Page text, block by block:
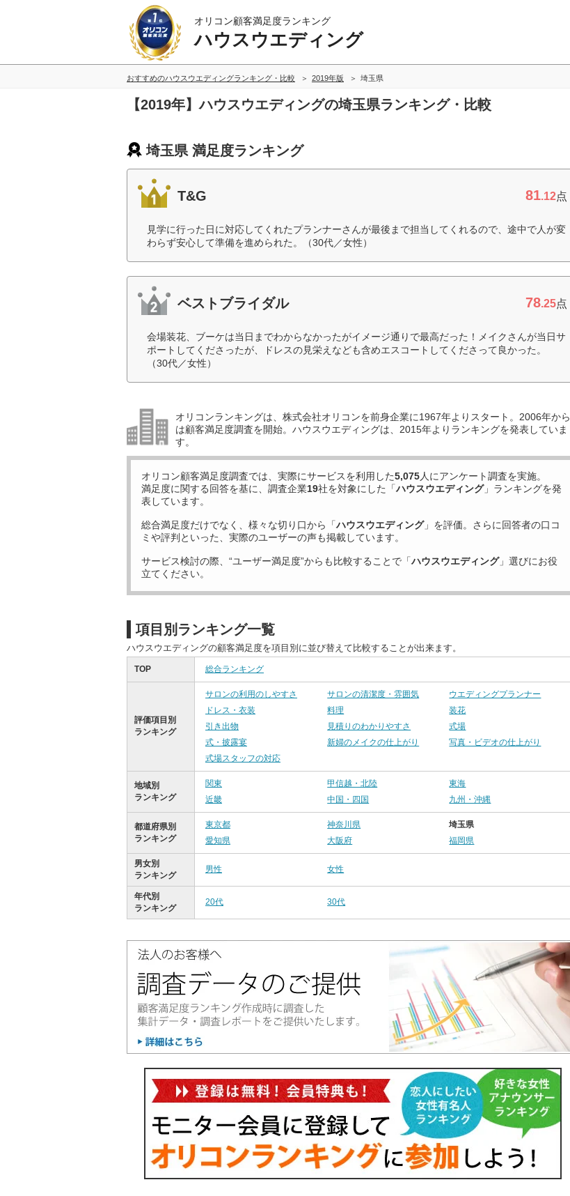
オリコン顧客満足度ランキング
ハウスウエディング
おすすめのハウスウエディングランキング・比較 2019年版 埼玉県
【2019年】ハウスウエディングの埼玉県ランキング・比較
埼玉県 満足度ランキング
T&G 81.12点
見学に行った日に対応してくれたプランナーさんが最後まで担当してくれるので、途中で人が変
わらず安心して準備を進められた。（30代／女性）
ベストブライダル 78.25点
会場装花、ブーケは当日までわからなかったがイメージ通りで最高だった！メイクさんが当日サ
ポートしてくださったが、ドレスの見栄えなども含めエスコートしてくださって良かった。
（30代／女性）
オリコンランキングは、株式会社オリコンを前身企業に1967年よりスタート。2006年から
は顧客満足度調査を開始。ハウスウエディングは、2015年よりランキングを発表していま
す。
オリコン顧客満足度調査では、実際にサービスを利用した5,075人にアンケート調査を実施。
満足度に関する回答を基に、調査企業19社を対象にした「ハウスウエディング」ランキングを発
表しています。
総合満足度だけでなく、様々な切り口から「ハウスウエディング」を評価。さらに回答者の口コ
ミや評判といった、実際のユーザーの声も掲載しています。
サービス検討の際、“ユーザー満足度”からも比較することで「ハウスウエディング」選びにお役
立てください。
項目別ランキング一覧
ハウスウエディングの顧客満足度を項目別に並び替えて比較することが出来ます。
TOP 総合ランキング
評価項目別
ランキング
サロンの利用のしやすさ サロンの清潔度・雰囲気
ウエディングプランナー
ドレス・衣装
料理
装花
引き出物
見積りのわかりやすさ
式場
式・披露宴
新婦のメイクの仕上がり
写真・ビデオの仕上がり
式場スタッフの対応
地域別
ランキング
関東 甲信越・北陸
東海
近畿
中国・四国 九州・沖縄
都道府県別
ランキング
東京都 神奈川県
埼玉県
愛知県
大阪府 福岡県
男女別
ランキング
男性 女性
年代別
ランキング
20代 30代